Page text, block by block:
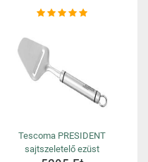
Tescoma PRESIDENT
sajtszeletelő ezüst